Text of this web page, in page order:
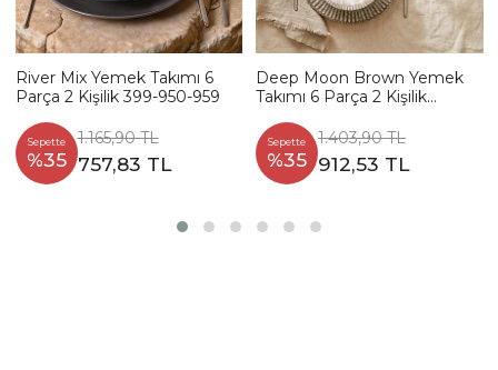
River Mix Yemek Takımı 6
Parça 2 Kişilik 399-950-959
Sepette
%35
1.165,90 TL
757,83 TL
Deep Moon Brown Yemek
Takımı 6 Parça 2 Kişilik
Sepette
%35
1.403,90 TL
912,53 TL